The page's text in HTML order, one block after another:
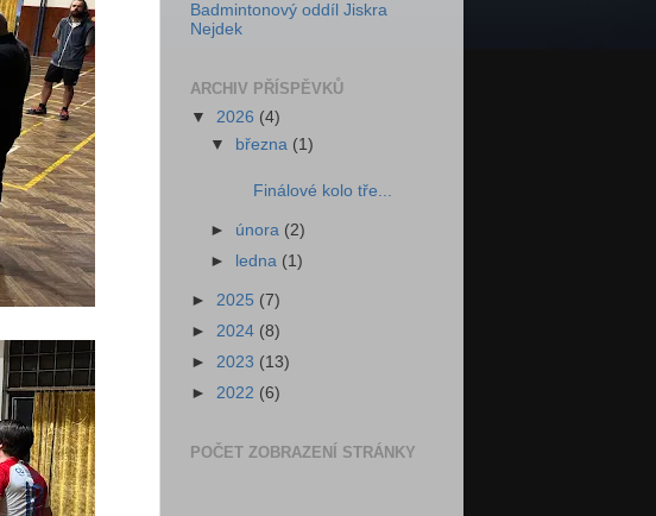
Badmintonový oddíl Jiskra
Nejdek
ARCHIV PŘÍSPĚVKŮ
▼ 2026 (4)
▼
března (1)
Finálové kolo tře...
► února (2)
►
ledna (1)
► 2025 (7)
► 2024 (8)
► 2023 (13)
► 2022 (6)
POČET ZOBRAZENÍ STRÁNKY